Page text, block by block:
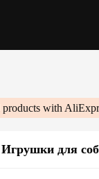
products with
Игрушки для